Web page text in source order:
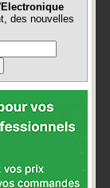
Electronique
des nouvelles